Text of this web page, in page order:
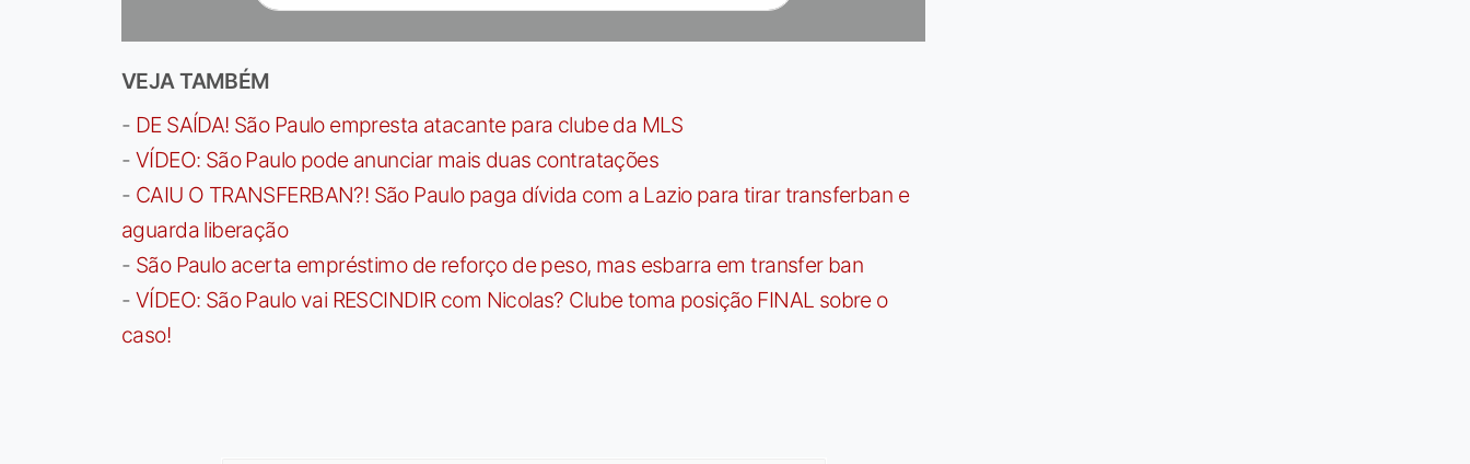
VEJA TAMBÉM
- DE SAÍDA! São Paulo empresta atacante para clube da MLS
- VÍDEO: São Paulo pode anunciar mais duas contratações
- CAIU O TRANSFERBAN?! São Paulo paga dívida com a Lazio para tirar transferban e
aguarda liberação
- São Paulo acerta empréstimo de reforço de peso, mas esbarra em transfer ban
- VÍDEO: São Paulo vai RESCINDIR com Nicolas? Clube toma posição FINAL sobre o
caso!